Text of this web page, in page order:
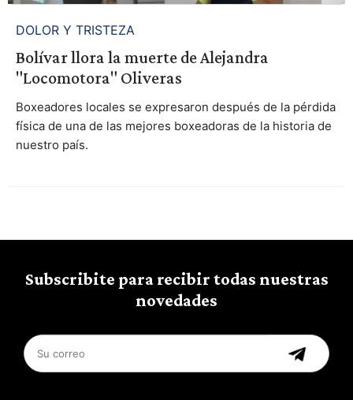
DOLOR Y TRISTEZA
Bolívar llora la muerte de Alejandra
"Locomotora" Oliveras
Boxeadores locales se expresaron después de la pérdida
física de una de las mejores boxeadoras de la historia de
nuestro país.
Subscribite para recibir todas nuestras
novedades